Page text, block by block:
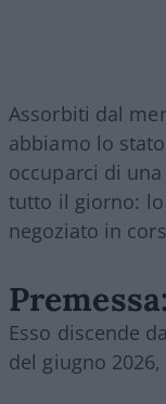
Assorbiti dal
abbiamo lo
occuparci di
tutto il giorno: lo
negoziato in
Esso discende
del giugno